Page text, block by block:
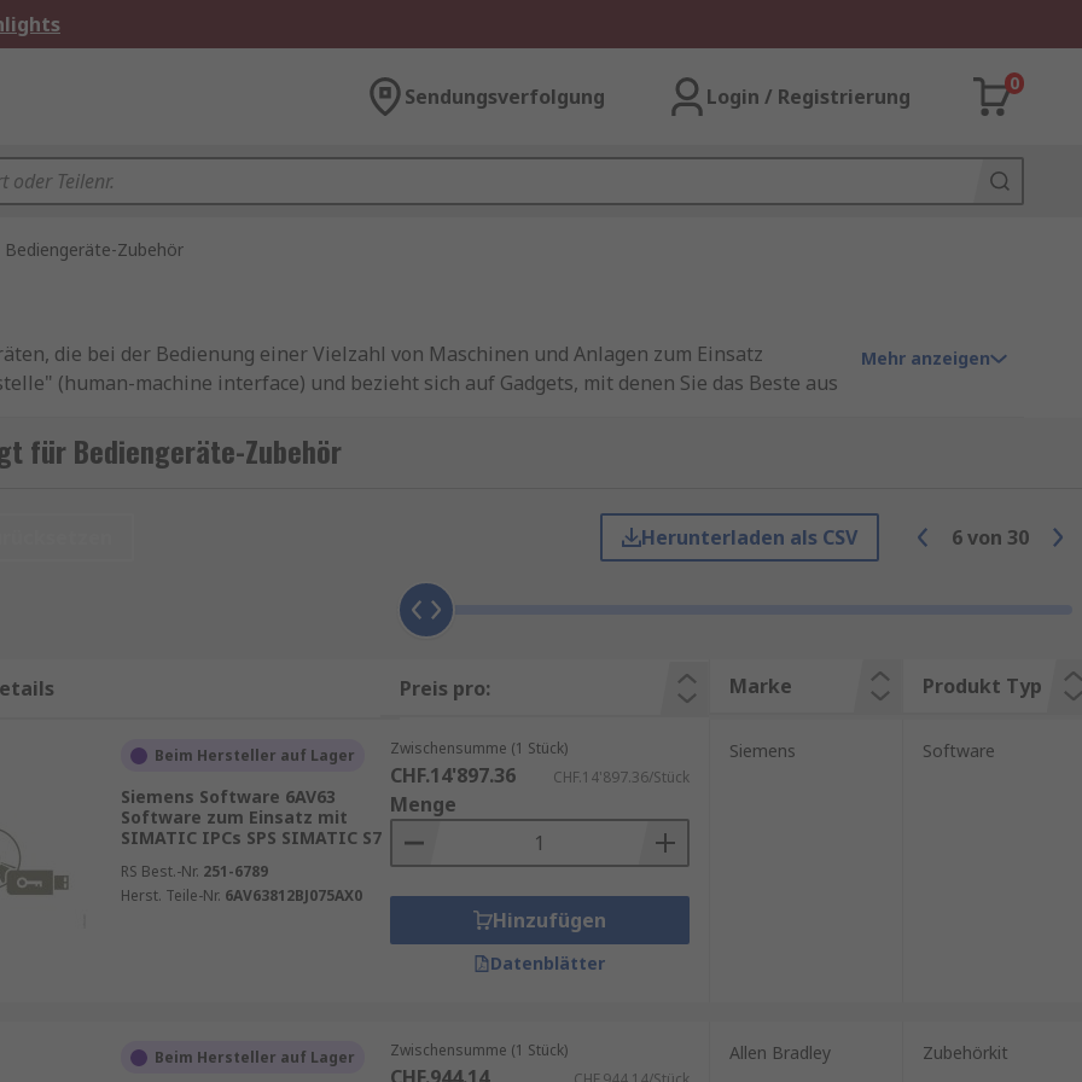
Sendungsverfolgung Login / Registrierung
0
Bediengeräte-Zubehör
die bei der Bedienung einer Vielzahl von Maschinen und Anlagen zum Einsatz
(human-machine interface) und bezieht sich auf Gadgets, mit denen Sie das Beste aus
das nach Anwendung kategorisiert ist. Diese Anwendungen umfassen Verriegelung,
Bediengeräte-Zubehör hat verschiedene Endanwendungen wie Elektronik,
Beispielsweise werden Montagehalterungen zur Unterstützung von HMI-Gehäusen
und Montageoptionen erhältlich, um die erforderliche HMI zu
der Anwendung ab, für die Sie es benötigen. Nach der Festlegung des Zubehörtyps
verschiedene Faktoren berücksichtigen: Schnittstelle, Versorgungsspannung,
und, falls für Ihren HMI-Typ relevant, Softwareversion.
Mehr anzeigen
für Bediengeräte-Zubehör
Herunterladen als CSV 6von 30
Preis pro: Marke Produkt Typ
Beim Hersteller auf Lager
Siemens Software 6AV63
Software zum Einsatz mit
SIMATIC IPCs SPS SIMATIC S7
RS Best.-Nr. 251-6789
Herst. Teile-Nr. 6AV63812BJ075AX0
Zwischensumme (1 Stück)
CHF.14'897.36 CHF.14'897.36/Stück
Menge
Hinzufügen
Datenblätter
Siemens Software
Beim Hersteller auf Lager Zwischensumme (1 Stück) Allen Bradley Zubehörkit